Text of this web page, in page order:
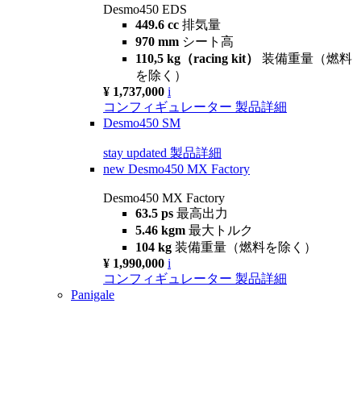
Desmo450 EDS
449.6 cc 排気量
970 mm シート高
110,5 kg（racing kit） 装備重量（燃料
を除く）
¥ 1,737,000 i
コンフィギュレーター 製品詳細
Desmo450 SM
stay updated 製品詳細
new Desmo450 MX Factory
Desmo450 MX Factory
63.5 ps 最高出力
5.46 kgm 最大トルク
104 kg 装備重量（燃料を除く）
¥ 1,990,000 i
コンフィギュレーター 製品詳細
Panigale